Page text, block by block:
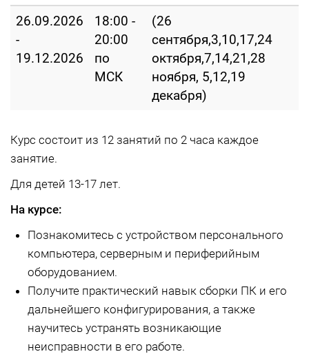
26.09.2026
-
19.12.2026
18:00 -
20:00
по
МСК
(26
сентября,3,10,17,24
октября,7,14,21,28
ноября, 5,12,19
декабря)
Курс состоит из 12 занятий по 2 часа каждое
занятие.
Для детей 13-17 лет.
На курсе:
Познакомитесь с устройством персонального
компьютера, серверным и периферийным
оборудованием.
Получите практический навык сборки ПК и его
дальнейшего конфигурирования, а также
научитесь устранять возникающие
неисправности в его работе.